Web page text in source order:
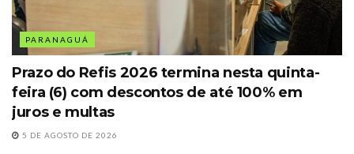
PARANAGUÁ
Prazo do Refis 2026 termina nesta quinta-
feira (6) com descontos de até 100% em
juros e multas
5 DE AGOSTO DE 2026